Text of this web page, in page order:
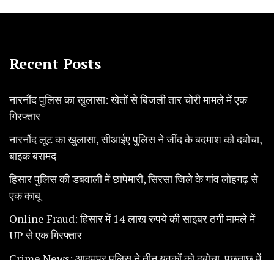
Recent Posts
नारनौंद पुलिस का खुलासा: खेतों से बिजली तार चोरी मामले में एक
गिरफ्तार
नारनौंद लूट का खुलासा, सीआईए पुलिस ने जींद के बदमाश को दबोचा,
बाइक बरामद
हिसार पुलिस की डबवाली में छापेमारी, सिरसा जिले के गांव लोहगढ़ से
एक काबू
Online Fraud: हिसार में 14 लाख रुपये की साइबर ठगी मामले में
UP से एक गिरफ्तार